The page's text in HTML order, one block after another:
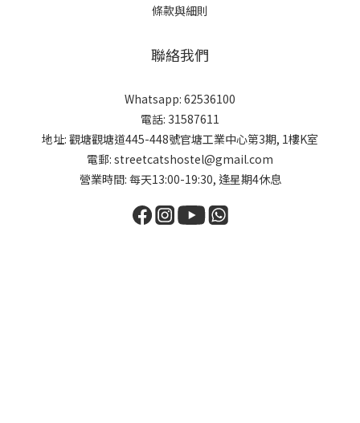
條款與細則
聯絡我們
Whatsapp: 62536100
電話: 31587611
地址: 觀塘觀塘道445-448號官塘工業中心第3期, 1樓K室
電郵: streetcatshostel@gmail.com
營業時間: 每天13:00-19:30, 逢星期4休息